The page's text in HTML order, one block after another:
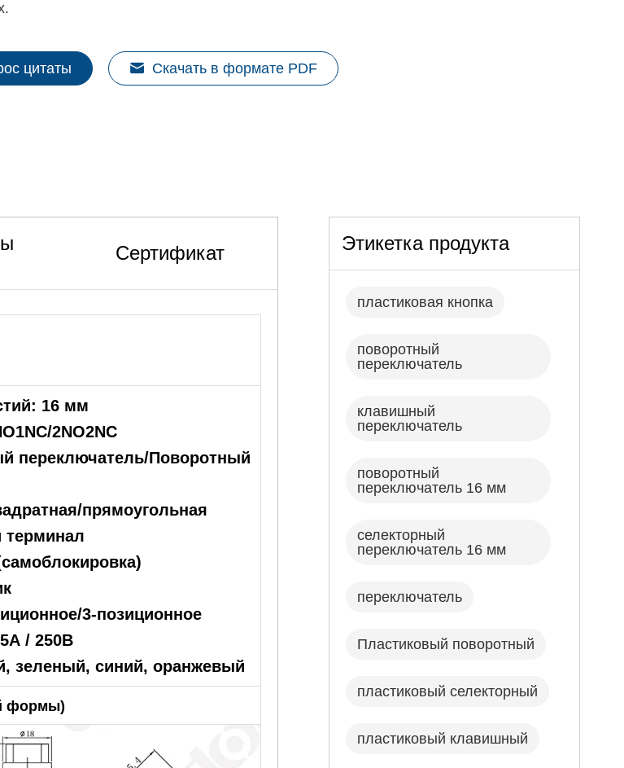
цитаты Скачать в формате PDF
Сертификат
16 мм
2NO2NC
переключатель/Поворотный
прямоугольная
3-позиционное
/ 250В
зеленый, синий, оранжевый
формы)
Этикетка продукта
пластиковая кнопка
поворотный
переключатель
клавишный
переключатель
поворотный
переключатель 16 мм
селекторный
переключатель 16 мм
переключатель
Пластиковый поворотный
пластиковый селекторный
пластиковый клавишный